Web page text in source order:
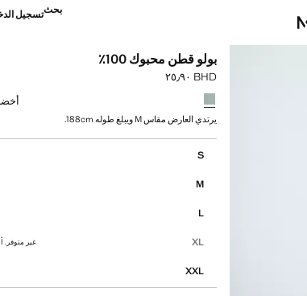
بحثتسجيل
بولو قطن محبوك 100٪
السعر الحالي [BHD ٢٥٫٩٠ ]
BHD ٢٥٫٩٠
حدد اللون
يرتدي العارض مقاس M ويبلغ طوله 188cm.
S
M
L
XL غير متوفر.
XXL